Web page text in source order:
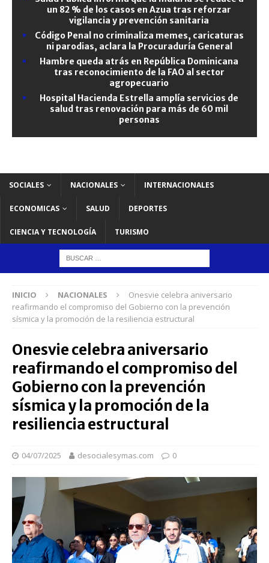
un 82 % de los casos en Azua tras reforzar
vigilancia y prevención sanitaria
Código Penal no criminaliza memes, caricaturas
ni parodias, aclara la Procuraduría General
Hambre queda atrás en República Dominicana
tras reconocimiento de la FAO al sector
agropecuario
Hospital Hacienda Estrella amplía servicios de
salud tras renovación para más de 60 mil
personas
SOCIALES NACIONALES INTERNACIONALES
ECONOMICAS SALUD DEPORTES
CIENCIA Y TECNOLOGÍA TURISMO
INICIO NACIONALES
Onesvie celebra aniversario
reafirmando el compromiso del Gobierno con la prevención
sísmica y la promoción de la resiliencia estructural
Onesvie celebra aniversario
reafirmando el compromiso del
Gobierno con la prevención
sísmica y la promoción de la
resiliencia estructural
04/07/2025 desocialesymas.com 0